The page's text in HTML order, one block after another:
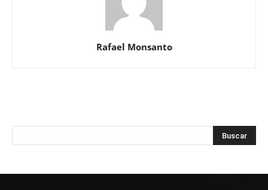
Rafael Monsanto